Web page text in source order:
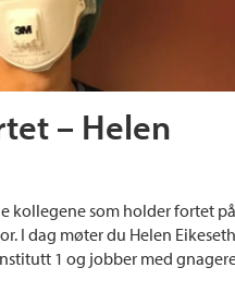
– Helen
kollegene som holder fortet
I dag møter du Helen
1 og jobber med